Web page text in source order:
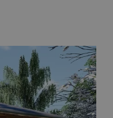
reklamu,
koncový
uživatel
vidět před
návštěvou
webu.